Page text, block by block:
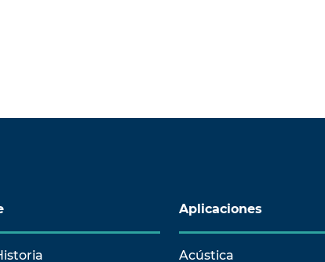
Aplicaciones
Acústica